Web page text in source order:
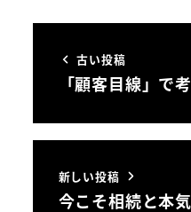
古い投稿
「顧客目線」で
新しい投稿
今こそ相続と本